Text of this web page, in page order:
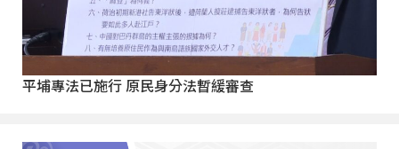
平埔專法已施行 原民身分法暫緩審查